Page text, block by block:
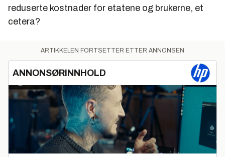
reduserte kostnader for etatene og brukerne, et
cetera?
ARTIKKELEN FORTSETTER ETTER ANNONSEN
ANNONSØRINNHOLD